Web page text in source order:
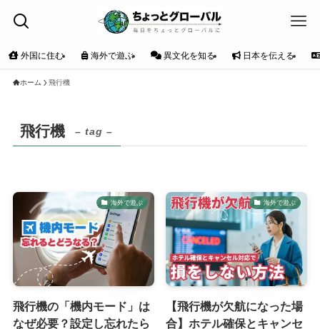
外国に住む 海外で遊ぶ 異文化を知る 日本を伝える
ホーム 飛行機
飛行機 – tag –
海外で遊ぶ
飛行機の「機内モード」は
なぜ必要？設定し忘れたら
海外で遊ぶ
【飛行機が欠航になった場
合】ホテル確保とキャンセ